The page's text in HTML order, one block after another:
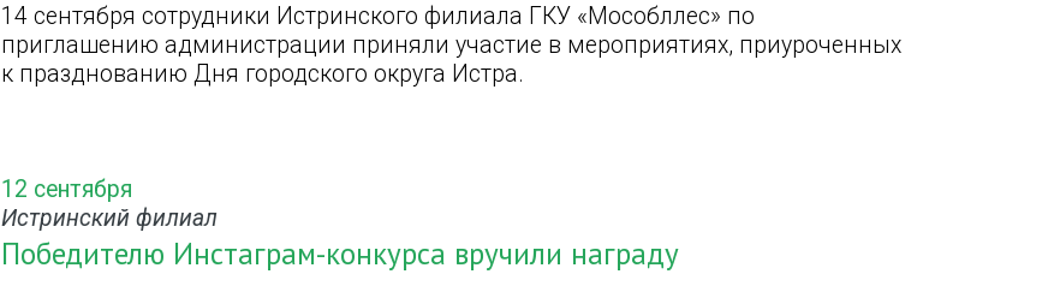
14 сентября сотрудники Истринского филиала ГКУ «Мособллес» по
приглашению администрации приняли участие в мероприятиях, приуроченных
к празднованию Дня городского округа Истра.
12 сентября
Истринский филиал
Победителю Инстаграм-конкурса вручили награду